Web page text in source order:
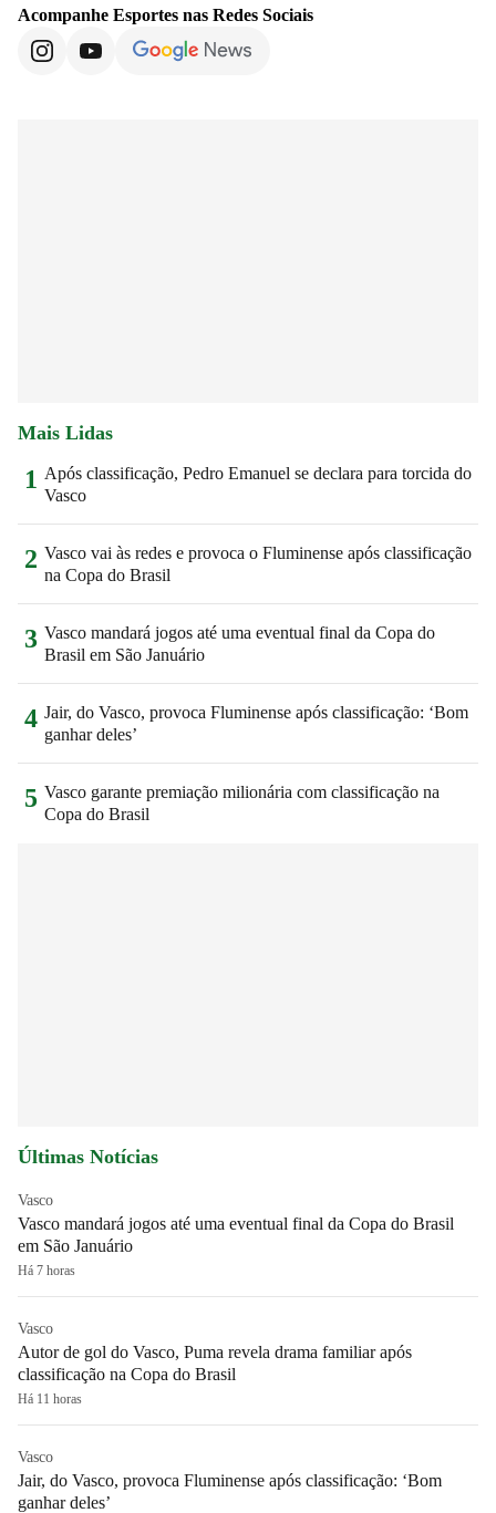
Acompanhe Esportes nas Redes Sociais
Mais Lidas
1 Após classificação, Pedro Emanuel se declara para torcida do
Vasco
2 Vasco vai às redes e provoca o Fluminense após classificação
na Copa do Brasil
3 Vasco mandará jogos até uma eventual final da Copa do
Brasil em São Januário
4 Jair, do Vasco, provoca Fluminense após classificação: ‘Bom
ganhar deles’
5 Vasco garante premiação milionária com classificação na
Copa do Brasil
Últimas Notícias
Vasco
Vasco mandará jogos até uma eventual final da Copa do Brasil
em São Januário
Há 7 horas
Vasco
Autor de gol do Vasco, Puma revela drama familiar após
classificação na Copa do Brasil
Há 11 horas
Vasco
Jair, do Vasco, provoca Fluminense após classificação: ‘Bom
ganhar deles’